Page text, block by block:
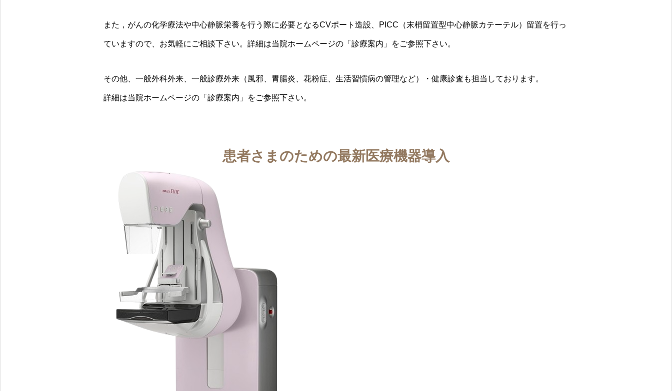
また，がんの化学療法や中心静脈栄養を行う際に必要となるCVポート造設、PICC（末梢留置型中心静脈カテーテル）留置を行っ
ていますので、お気軽にご相談下さい。詳細は当院ホームページの「診療案内」をご参照下さい。
その他、一般外科外来、一般診療外来（風邪、胃腸炎、花粉症、生活習慣病の管理など）・健康診査も担当しております。
詳細は当院ホームページの「診療案内」をご参照下さい。
患者さまのための最新医療機器導入